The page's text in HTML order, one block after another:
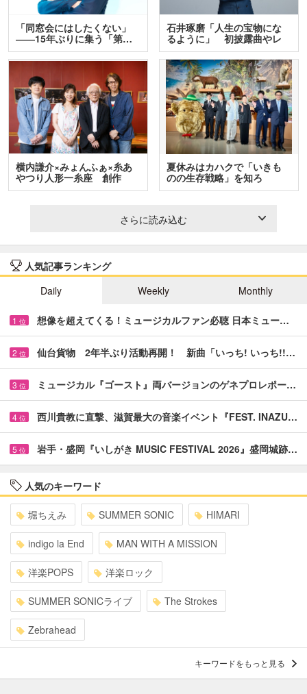
「同窓会にはしたくない」
――15年ぶりに集う「第…
石井琢磨「人生の宝物にな
るように」 初披露曲やレ
ア…
横内謙介×みょんふぁ×糸あ
やつり人形一糸座 創作
人…
夏休みはカハクで「いきも
のの生存戦略」を知ろ
う！ …
さらに読み込む
人気記事ランキング
Daily
Weekly Monthly
1 位 想像を超えてくる！ミュージカルファン必聴 日本ミュー…
2 位 仙台貨物 2年半ぶり活動再開！ 新曲「いっち! いっち!!…
3 位 ミュージカル『ゴースト』両バージョンのゲネプロレポー…
4 位 西川貴教に直撃、滋賀最大の音楽イベント『FEST. INAZU…
5 位 岩手・盛岡『いしがき MUSIC FESTIVAL 2026』盛岡城跡…
人気のキーワード
堀ちえみ SUMMER SONIC HIMARI
indigo la End MAN WITH A MISSION
洋楽POPS 洋楽ロック
SUMMER SONICライブ The Strokes
Zebrahead
キーワードをもっと見る